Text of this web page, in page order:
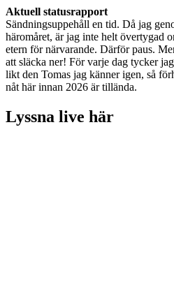
Aktuell statusrapport
Sändningsuppehåll en tid. Då jag
häromåret, är jag inte helt övertygad
etern för närvarande. Därför paus.
att släcka ner! För varje dag tycker
likt den Tomas jag känner igen, så
nåt här innan 2026 är tillända.
Lyssna live här